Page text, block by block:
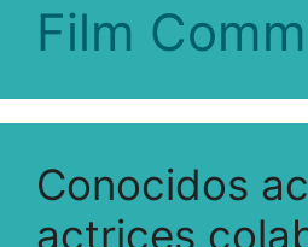
Film
Conocidos
actrices